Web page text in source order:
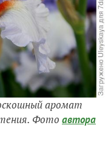
аромат
. Фото автора